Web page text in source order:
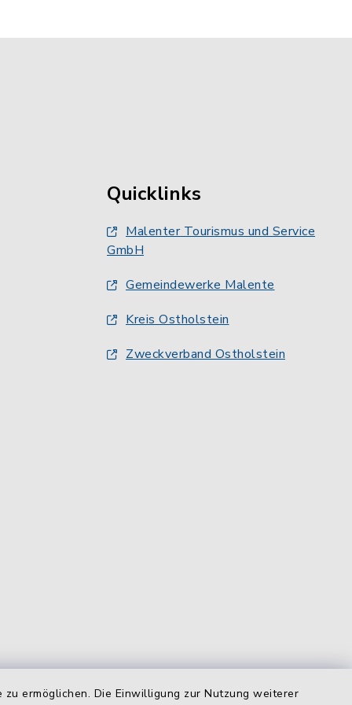
ermöglichen. Die Einwilligung zur Nutzung weiterer
Quicklinks
Malenter Tourismus und Service
GmbH
Gemeindewerke Malente
Kreis Ostholstein
Zweckverband Ostholstein